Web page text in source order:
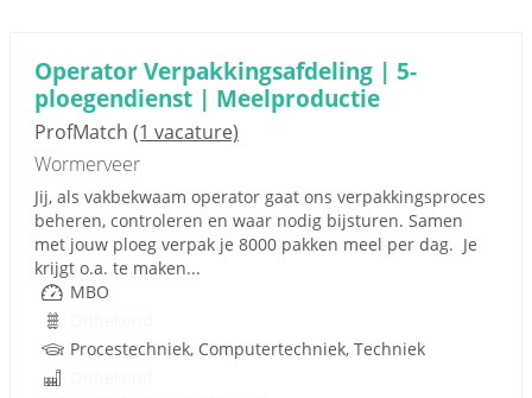
Operator Verpakkingsafdeling | 5-
ploegendienst | Meelproductie
ProfMatch (1 vacature)
Wormerveer
Jij, als vakbekwaam operator gaat ons verpakkingsproces
beheren, controleren en waar nodig bijsturen. Samen
met jouw ploeg verpak je 8000 pakken meel per dag. Je
krijgt o.a. te maken...
MBO
Procestechniek, Computertechniek, Techniek